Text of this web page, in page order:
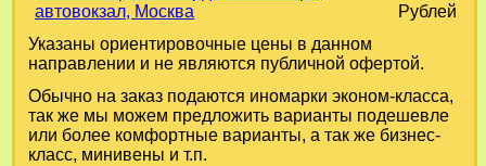
автовокзал, Москва
Рублей
Указаны ориентировочные цены в данном
направлении и не являются публичной офертой.
Обычно на заказ подаются иномарки эконом-класса,
так же мы можем предложить варианты подешевле
или более комфортные варианты, а так же бизнес-
класс, минивены и т.п.